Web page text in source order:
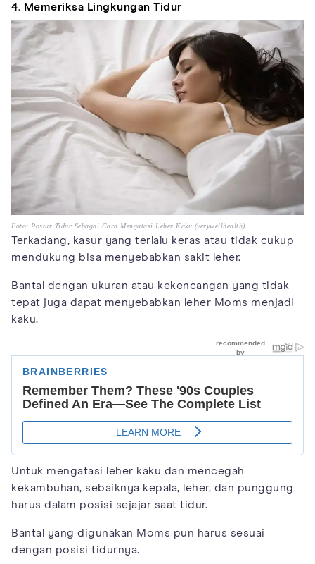
4. Memeriksa Lingkungan Tidur
Foto: Postur Tidur Sebagai Cara Mengatasi Leher Kaku (verywellhealth)
Terkadang, kasur yang terlalu keras atau tidak cukup
mendukung bisa menyebabkan sakit leher.
Bantal dengan ukuran atau kekencangan yang tidak
tepat juga dapat menyebabkan leher Moms menjadi
kaku.
Untuk mengatasi leher kaku dan mencegah
kekambuhan, sebaiknya kepala, leher, dan punggung
harus dalam posisi sejajar saat tidur.
Bantal yang digunakan Moms pun harus sesuai
dengan posisi tidurnya.